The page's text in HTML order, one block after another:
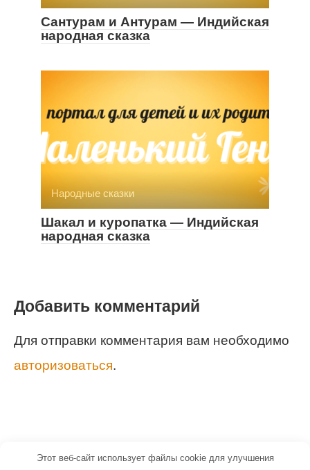
Сантурам и Антурам — Индийская
народная сказка
Народные сказки
Шакал и куропатка — Индийская
народная сказка
Добавить комментарий
Для отправки комментария вам необходимо
авторизоваться.
Этот веб-сайт использует файлы cookie для улучшения